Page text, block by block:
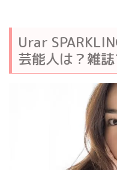
Urar
芸能人は？雑誌